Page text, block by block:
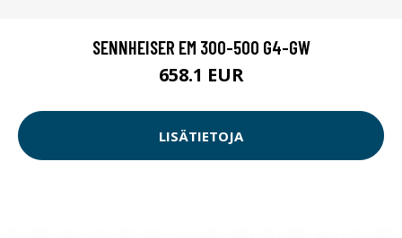
SENNHEISER EM 300-500 G4-GW
658.1 EUR
LISÄTIETOJA